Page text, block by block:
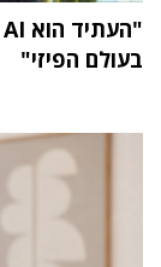
בעולם הפיזי"